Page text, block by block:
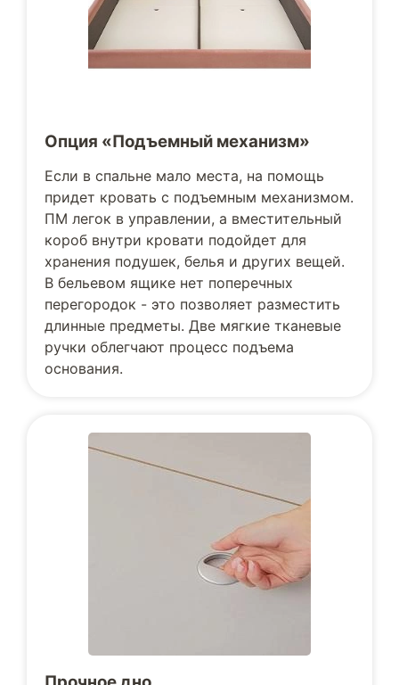
Опция «Подъемный механизм»
Если в спальне мало места, на помощь
придет кровать с подъемным механизмом.
ПМ легок в управлении, а вместительный
короб внутри кровати подойдет для
хранения подушек, белья и других вещей.
В бельевом ящике нет поперечных
перегородок - это позволяет разместить
длинные предметы. Две мягкие тканевые
ручки облегчают процесс подъема
основания.